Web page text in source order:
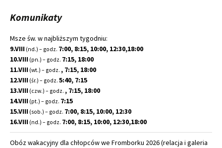
Komunikaty
Msze św. w najbliższym tygodniu:
9.VIII (nd.) – godz. 7:00, 8:15, 10:00, 12:30,18:00
10.VIII (pn.) – godz. 7:15, 18:00
11.VIII (wt.) – godz. , 7:15, 18:00
12.VIII (śr.) – godz. 5:40, 7:15
13.VIII (czw.) – godz. , 7:15, 18:00
14.VIII (pt.) – godz. 7:15
15.VIII (sob.) – godz. 7:00, 8:15, 10:00, 12:30
16.VIII (nd.) – godz. 7:00, 8:15, 10:00, 12:30,18:00
Obóz wakacyjny dla chłopców we Fromborku 2026 (relacja i galeria